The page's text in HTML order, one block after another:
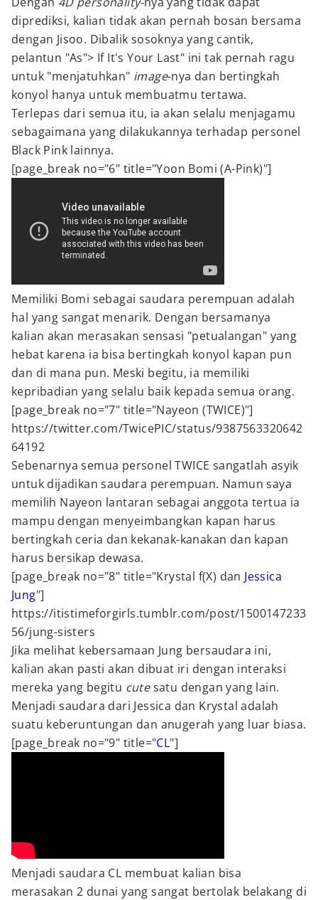
diprediksi, kalian tidak akan pernah bosan bersama
dengan Jisoo. Dibalik sosoknya yang cantik,
pelantun "As"> If It's Your Last" ini tak pernah ragu
untuk "menjatuhkan" image-nya dan bertingkah
konyol hanya untuk membuatmu tertawa.
Terlepas dari semua itu, ia akan selalu menjagamu
sebagaimana yang dilakukannya terhadap personel
Black Pink lainnya.
[page_break no="6" title="Yoon Bomi (A-Pink)"]
Memiliki Bomi sebagai saudara perempuan adalah
hal yang sangat menarik. Dengan bersamanya
kalian akan merasakan sensasi "petualangan" yang
hebat karena ia bisa bertingkah konyol kapan pun
dan di mana pun. Meski begitu, ia memiliki
kepribadian yang selalu baik kepada semua orang.
[page_break no="7" title="Nayeon (TWICE)"]
https://twitter.com/TwicePIC/status/9387563320642
64192
Sebenarnya semua personel TWICE sangatlah asyik
untuk dijadikan saudara perempuan. Namun saya
memilih Nayeon lantaran sebagai anggota tertua ia
mampu dengan menyeimbangkan kapan harus
bertingkah ceria dan kekanak-kanakan dan kapan
harus bersikap dewasa.
[page_break no="8" title="Krystal f(X) dan Jessica
Jung"]
https://itistimeforgirls.tumblr.com/post/1500147233
56/jung-sisters
Jika melihat kebersamaan Jung bersaudara ini,
kalian akan pasti akan dibuat iri dengan interaksi
mereka yang begitu cutesatu dengan yang lain.
Menjadi saudara dari Jessica dan Krystal adalah
suatu keberuntungan dan anugerah yang luar biasa.
[page_break no="9" title="CL"]
Menjadi saudara CL membuat kalian bisa
merasakan 2 dunai yang sangat bertolak belakang di